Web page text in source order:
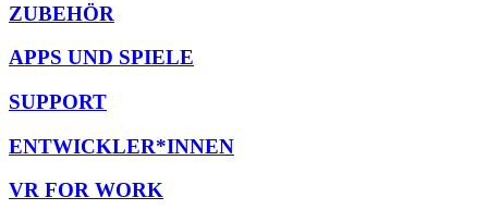
ZUBEHÖR
APPS UND SPIELE
SUPPORT
ENTWICKLER*INNEN
VR FOR WORK